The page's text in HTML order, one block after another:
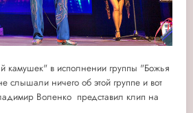
камушек" в исполнении группы "Божья
ничего об этой группе и вот
Воленко представил клип на